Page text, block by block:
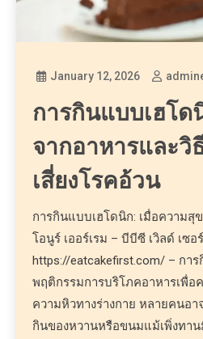
January 12, 2026
การกินแบบเฮโ
จากอาหารและวิ
เสี่ยงโรคอ้วน
การกินแบบเฮโดนิก: เมื่อความสุ
โอนูร์ เออร์เรม – บีบีซี เวิลด์ เซ
https://eatcakefirst.com/ – กา
พฤติกรรมการบริโภคอาหารเพื่อ
ความหิวทางร่างกาย หลายคนอา
กินของหวานหรือขนมแม้เพิ่งทา